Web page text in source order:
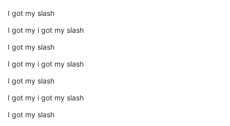
I got my slash
I got my i got my slash
I got my slash
I got my i got my slash
I got my slash
I got my i got my slash
I got my slash